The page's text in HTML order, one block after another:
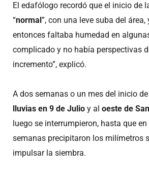
El edafólogo recordó que el inicio de
“normal”, con una leve suba del área,
entonces faltaba humedad en
complicado y no había perspectivas
incremento”, explicó.
A dos semanas o un mes del inicio
lluvias en 9 de Julio y al oeste de
luego se interrumpieron, hasta que
semanas precipitaron los milímetros
impulsar la siembra.